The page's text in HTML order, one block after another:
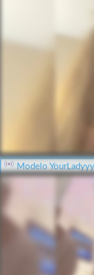
Modelo YourLadyyy